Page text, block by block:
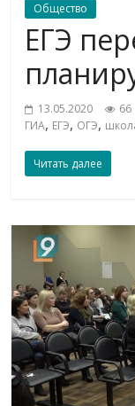
Общество
ЕГЭ
13.05.2020 66
ГИА, ЕГЭ, ОГЭ,
Читать далее